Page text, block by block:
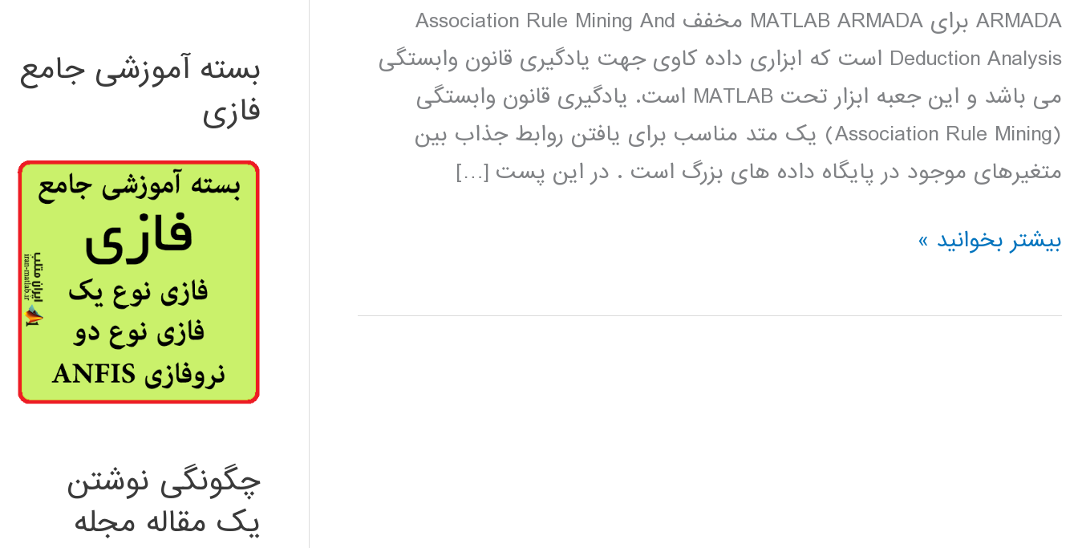
ARMADA برای MATLAB ARMADA مخفف Association Rule Mining And
Deduction Analysis است که ابزاری داده کاوی جهت یادگیری قانون وابستگی
می باشد و این جعبه ابزار تحت MATLAB است. یادگیری قانون وابستگی
(Association Rule Mining) یک متد مناسب برای یافتن روابط جذاب بین
متغیرهای موجود در پایگاه داده های بزرگ است . در این پست […]
دانلود
رایگان
بیشتر بخوانید »
بسته آموزشی جامع
فازی
چگونگی نوشتن
یک مقاله مجله